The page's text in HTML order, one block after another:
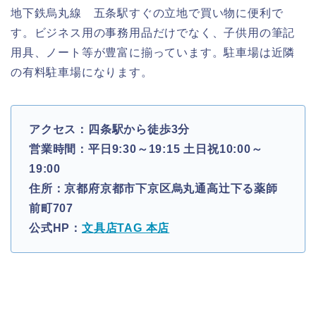
地下鉄烏丸線 五条駅すぐの立地で買い物に便利で
す。ビジネス用の事務用品だけでなく、子供用の筆記
用具、ノート等が豊富に揃っています。駐車場は近隣
の有料駐車場になります。
アクセス：四条駅から徒歩3分
営業時間：平日9:30～19:15 土日祝10:00～
19:00
住所：京都府京都市下京区烏丸通高辻下る薬師
前町707
公式HP： 文具店TAG 本店